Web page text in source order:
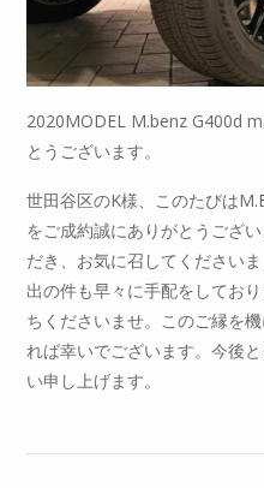
2020MODEL M.benz G400d
とうございます。
世田谷区のK様、このたびは
をご成約誠にありがとうござ
だき、お気に召してください
出の件も早々に手配をしてお
ちくださいませ。このご縁を
れば幸いでございます。今後
い申し上げます。